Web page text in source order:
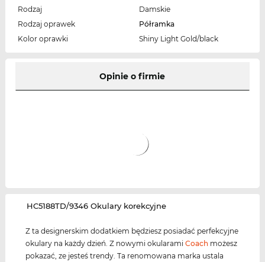
Rodzaj
Damskie
Rodzaj oprawek
Półramka
Kolor oprawki
Shiny Light Gold/black
Opinie o firmie
‌HC5188TD/9346 Okulary korekcyjne
Z ta designerskim dodatkiem będziesz posiadać perfekcyjne
okulary na każdy dzień. Z nowymi okularamiCoach możesz
pokazać, ze jesteś trendy. Ta renomowana marka ustala